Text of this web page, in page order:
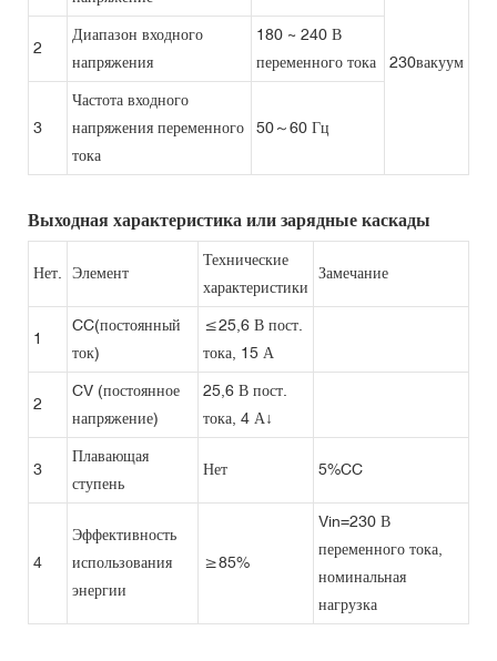
230вакуум
2
Диапазон входного
напряжения
180 ~ 240 В
переменного тока
3
Частота входного
напряжения переменного
тока
50～60 Гц
Выходная характеристика или зарядные каскады
Нет. Элемент
Технические
характеристики
Замечание
1
CC(постоянный
ток)
≤25,6 В пост.
тока, 15 А
2
CV (постоянное
напряжение)
25,6 В пост.
тока, 4 А↓
3
Плавающая
ступень
Нет 5%CC
4
Эффективность
использования
энергии
≥85%
Vin=230 В
переменного тока,
номинальная
нагрузка